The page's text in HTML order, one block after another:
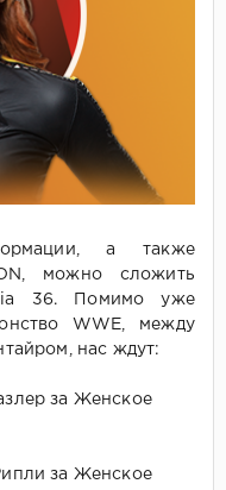
а также
можно сложить
36. Помимо уже
WWE, между
нас ждут:
за Женское
за Женское